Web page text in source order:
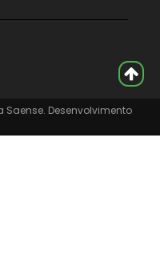
Saense. Desenvolvimento